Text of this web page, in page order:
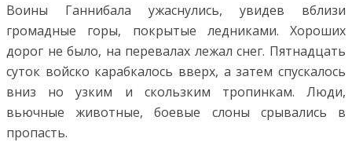
Воины Ганнибала ужаснулись, увидев вблизи
громадные горы, покрытые ледниками. Хороших
дорог не было, на перевалах лежал снег. Пятнадцать
суток войско карабкалось вверх, а затем спускалось
вниз но узким и скользким тропинкам. Люди,
вьючные животные, боевые слоны срывались в
пропасть.